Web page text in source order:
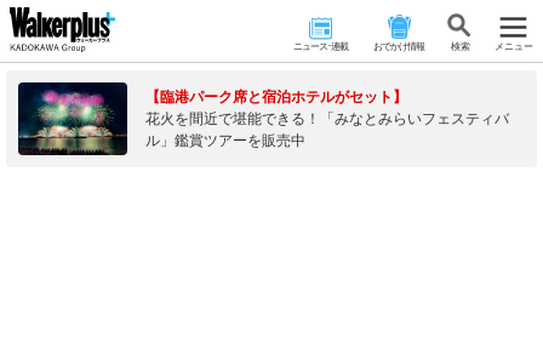
ニュース･連載 おでかけ情報 検 索 メニュー
【臨港パーク席と宿泊ホテルがセット】
花火を間近で堪能できる！「みなとみらいフェスティバ
ル」鑑賞ツアーを販売中